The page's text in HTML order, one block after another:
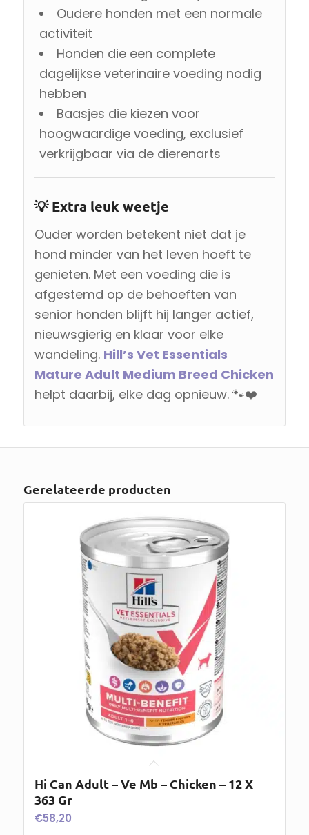
Oudere honden met een normale
activiteit
Honden die een complete
dagelijkse veterinaire voeding nodig
hebben
Baasjes die kiezen voor
hoogwaardige voeding, exclusief
verkrijgbaar via de dierenarts
💡 Extra leuk weetje
Ouder worden betekent niet dat je
hond minder van het leven hoeft te
genieten. Met een voeding die is
afgestemd op de behoeften van
senior honden blijft hij langer actief,
nieuwsgierig en klaar voor elke
wandeling. Hill’s Vet Essentials
Mature Adult Medium Breed Chicken
helpt daarbij, elke dag opnieuw. 🐾❤️
Gerelateerde producten
Hi Can Adult – Ve Mb – Chicken – 12 X
363 Gr
€58,20